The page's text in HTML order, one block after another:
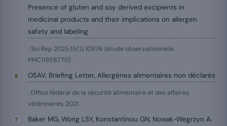
Presence of gluten and soy derived excipients in
medicinal products and their implications on allergen
safety and labeling
: Sci Rep 2025;15(1):10976 (étude observationnelle,
PMC11958770)
OSAV. Briefing Letter, Allergènes alimentaires non déclarés
, Office fédéral de la sécurité alimentaire et des affaires
vétérinaires, 2021
Baker MG, Wong LSY, Konstantinou GN, Nowak-Wegrzyn A.